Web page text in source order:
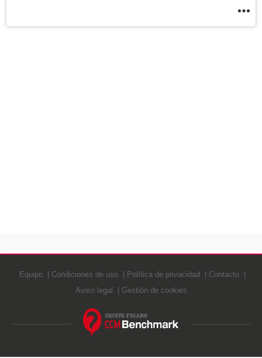
Equipo Condiciones de uso Política de privacidad
Contacto
Aviso legal
Gestión de cookies